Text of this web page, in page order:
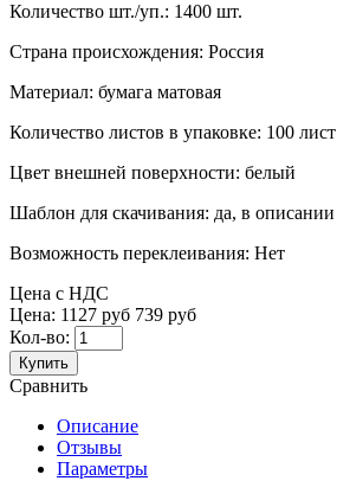
Количество шт./уп.: 1400 шт.
Страна происхождения: Россия
Материал: бумага матовая
Количество листов в упаковке: 100 лист
Цвет внешней поверхности: белый
Шаблон для скачивания: да, в описании
Возможность переклеивания: Нет
Цена с НДС
Цена: 1127 руб 739 руб
Кол-во:
Купить
Сравнить
Описание
Отзывы
Параметры